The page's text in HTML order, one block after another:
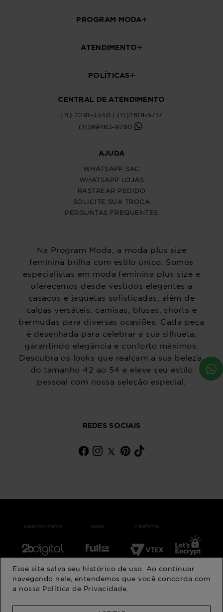
PROGRAM MODA
ATENDIMENTO
POLÍTICAS
CENTRAL DE ATENDIMENTO
(11) 2291-3340 | (11)2618-5717
(11)99483-9760
AJUDA
WHATSAPP SAC
WHATSAPP LOJAS
RASTREAR PEDIDO
SOLICITE SUA TROCA
PERGUNTAS FREQUENTES
Na Program Moda, a moda plus size
feminina brilha com estilo único. Somos
especialistas em moda feminina plus size e
oferecemos desde vestidos elegantes a
casacos e jaquetas sofisticadas, além de
calças versáteis, camisas, blusas, shorts e
bermudas para diversas ocasiões. Cada peça
é desenhada para celebrar a sua silhueta,
garantindo elegância e conforto máximos.
Descubra os looks que realçam a sua beleza,
do tamanho 42 ao 54 e eleve seu estilo
pessoal com nossa seleção especial.
REDES SOCIAIS
Desenvolvimento Gestão Plataforma
© 202 ANFA INDUSTRIA E COMERCIO DE CONFECCOES LTDA
CNPJ: 47.618.103/0001-83 | Endereço: Rua Visconde de Parnaíba
Cep 03045-002 - São Paulo
Esse site salva seu histórico de uso. Ao continuar
navegando nele, entendemos que você concorda com
a nossa Política de Privacidade